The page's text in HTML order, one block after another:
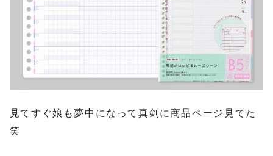
見てすぐ娘も夢中になって真剣に商品ページ見てた
笑